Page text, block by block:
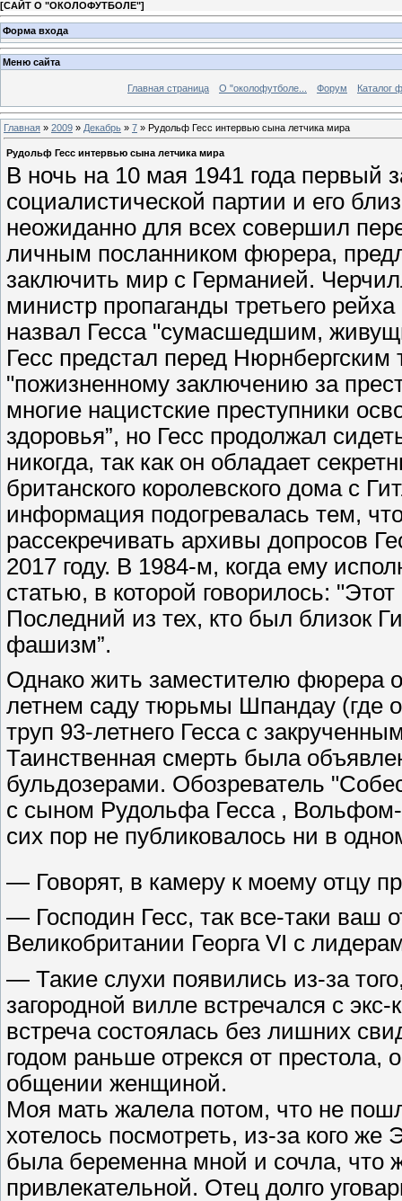
[САЙТ О "ОКОЛОФУТБОЛЕ"]
Форма входа
Меню сайта
Главная страница О "околофутболе... Форум Каталог
Главная » 2009 » Декабрь » 7 » Рудольф Гесс интервью сына летчика мира
Рудольф Гесс интервью сына летчика мира
В ночь на 10 мая 1941 года первый
социалистической партии и его
неожиданно для всех совершил
личным посланником фюрера,
заключить мир с Германией.
министр пропаганды третьего
назвал Гесса "сумасшедшим,
Гесс предстал перед
"пожизненному заключению за
многие нацистские преступники
здоровья”, но Гесс продолжал
никогда, так как он обладает
британского королевского дома с
информация подогревалась тем,
рассекречивать архивы допросов
2017 году. В 1984-м, когда ему
статью, в которой говорилось:
Последний из тех, кто был близок
фашизм”.
Однако жить заместителю фюрера
летнем саду тюрьмы Шпандау (где
труп 93-летнего Гесса с
Таинственная смерть была
бульдозерами. Обозреватель
с сыном Рудольфа Гесса ,
сих пор не публиковалось ни в
— Говорят, в камеру к моему отцу
— Господин Гесс, так все-таки ваш
Великобритании Георга VI с
— Такие слухи появились из-за
загородной вилле встречался с
встреча состоялась без лишних
годом раньше отрекся от престола,
общении женщиной.
Моя мать жалела потом, что не
хотелось посмотреть, из-за кого
была беременна мной и сочла, что
привлекательной. Отец долго